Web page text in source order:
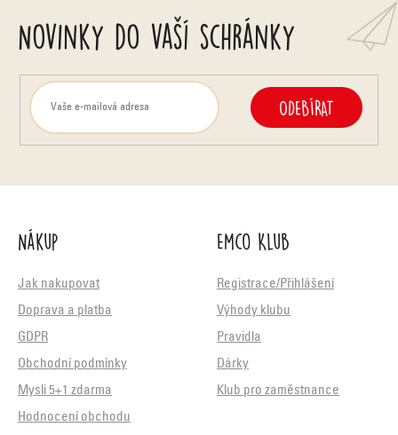
Novinky do vaší schránky
ODEBÍRAT
Nákup
Jak nakupovat
Doprava a platba
GDPR
Obchodní podmínky
Mysli 5+1 zdarma
Hodnocení obchodu
Emco Klub
Registrace/Přihlášení
Výhody klubu
Pravidla
Dárky
Klub pro zaměstnance